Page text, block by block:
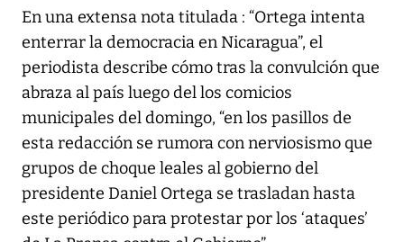
En una extensa nota titulada : “Ortega intenta
enterrar la democracia en Nicaragua”, el
periodista describe cómo tras la convulción que
abraza al país luego del los comicios
municipales del domingo, “en los pasillos de
esta redacción se rumora con nerviosismo que
grupos de choque leales al gobierno del
presidente Daniel Ortega se trasladan hasta
este periódico para protestar por los ‘ataques’